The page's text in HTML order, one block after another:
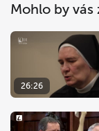
Mohlo by vás
26:26